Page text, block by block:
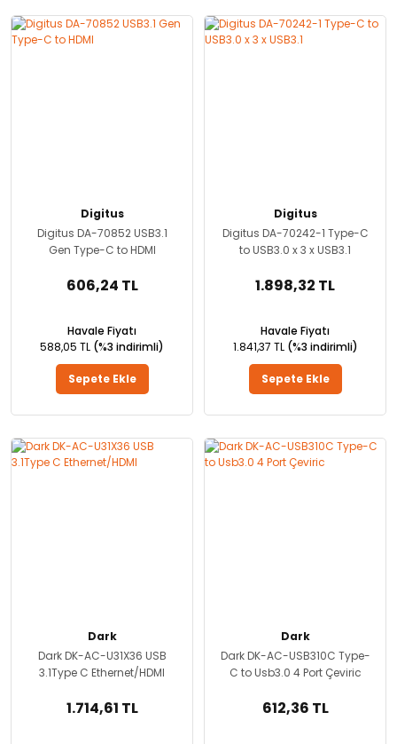
Digitus
Digitus DA-70852 USB3.1
Gen Type-C to HDMI
606,24 TL
Havale Fiyatı
588,05 TL (%3 indirimli)
Sepete Ekle
Digitus
Digitus DA-70242-1 Type-C
to USB3.0 x 3 x USB3.1
1.898,32 TL
Havale Fiyatı
1.841,37 TL (%3 indirimli)
Sepete Ekle
Dark
Dark DK-AC-U31X36 USB
3.1Type C Ethernet/HDMI
1.714,61 TL
Dark
Dark DK-AC-USB310C Type-
C to Usb3.0 4 Port Çeviric
612,36 TL